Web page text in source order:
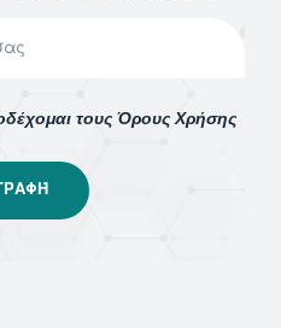
τους Όρους Χρήσης